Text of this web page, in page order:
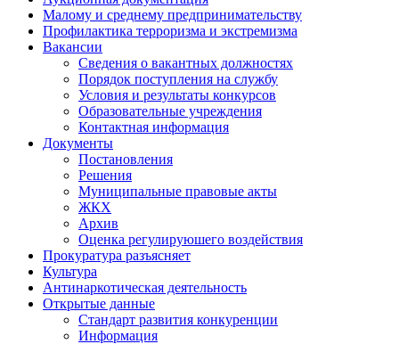
Малому и среднему предпринимательству
Профилактика терроризма и экстремизма
Вакансии
Сведения о вакантных должностях
Порядок поступления на службу
Условия и результаты конкурсов
Образовательные учреждения
Контактная информация
Документы
Постановления
Решения
Муниципальные правовые акты
ЖКХ
Архив
Оценка регулируюшего воздействия
Прокуратура разъясняет
Культура
Антинаркотическая деятельность
Открытые данные
Стандарт развития конкуренции
Информация